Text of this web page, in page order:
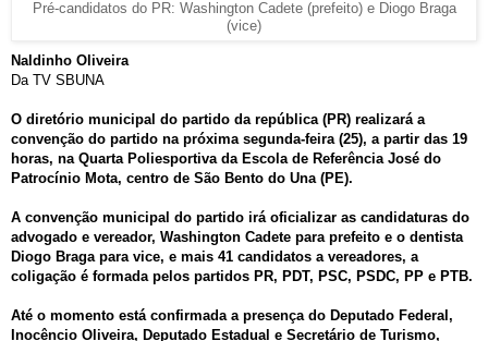
Pré-candidatos do PR: Washington Cadete (prefeito) e Diogo Braga
(vice)
Naldinho Oliveira
Da TV SBUNA
O diretório municipal do partido da república (PR) realizará a
convenção do partido na próxima segunda-feira (25), a partir das 19
horas, na Quarta Poliesportiva da Escola de Referência José do
Patrocínio Mota, centro de São Bento do Una (PE).
A convenção municipal do partido irá oficializar as candidaturas do
advogado e vereador, Washington Cadete para prefeito e o dentista
Diogo Braga para vice, e mais 41 candidatos a vereadores, a
coligação é formada pelos partidos PR, PDT, PSC, PSDC, PP e PTB.
Até o momento está confirmada a presença do Deputado Federal,
Inocêncio Oliveira, Deputado Estadual e Secretário de Turismo,